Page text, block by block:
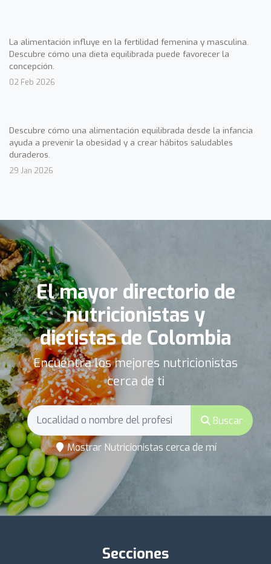
La alimentación influye en la fertilidad femenina y masculina.
Descubre cómo una dieta equilibrada puede favorecer la
concepción.
02 Feb 2026
Descubre cómo una alimentación equilibrada desde la infancia
ayuda a prevenir la obesidad y a crear hábitos saludables
duraderos.
29 Jan 2026
El mayor directorio de
nutricionistas y
dietistas de Colombia
Encuentra los mejores nutricionistas
cerca de ti
Buscar
Mostrar Nutricionistas cerca de mí
Secciones